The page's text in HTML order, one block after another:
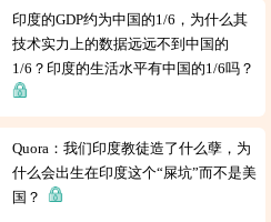
印度的GDP约为中国的1/6，为什么其
技术实力上的数据远远不到中国的
1/6？印度的生活水平有中国的1/6吗？
Quora：我们印度教徒造了什么孽，为
什么会出生在印度这个“屎坑”而不是美
国？